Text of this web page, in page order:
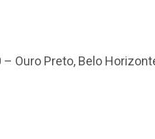
Ouro Preto, Belo